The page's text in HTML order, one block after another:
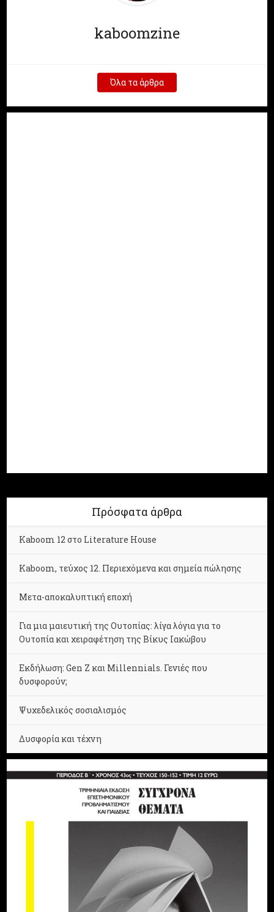
kaboomzine
Όλα τα άρθρα
Πρόσφατα άρθρα
Kaboom 12 στο Literature House
Kaboom, τεύχος 12. Περιεχόμενα και σημεία πώλησης
Μετα-αποκαλυπτική εποχή
Για μια μαιευτική της Ουτοπίας: λίγα λόγια για το
Ουτοπία και χειραφέτηση της Βίκυς Ιακώβου
Εκδήλωση: Gen Z και Millennials. Γενιές που
δυσφορούν;
Ψυχεδελικός σοσιαλισμός
Δυσφορία και τέχνη